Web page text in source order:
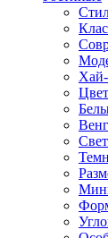
Цвет